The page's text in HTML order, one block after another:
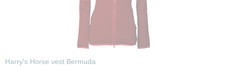
Harry's Horse vest Bermuda